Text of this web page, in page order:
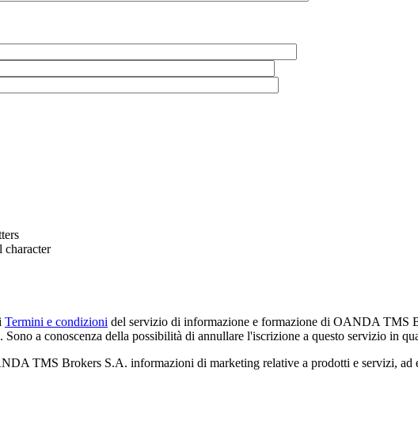
character
Termini e condizioni del servizio di informazione e formazione di OANDA TMS
Sono a conoscenza della possibilità di annullare l'iscrizione a questo servizio in
TMS Brokers S.A. informazioni di marketing relative a prodotti e servizi,